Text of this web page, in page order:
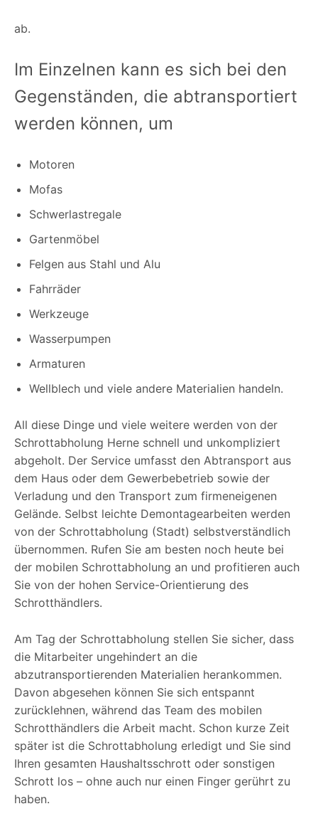
ab.
Im Einzelnen kann es sich bei den
Gegenständen, die abtransportiert
werden können, um
Motoren
Mofas
Schwerlastregale
Gartenmöbel
Felgen aus Stahl und Alu
Fahrräder
Werkzeuge
Wasserpumpen
Armaturen
Wellblech und viele andere Materialien handeln.
All diese Dinge und viele weitere werden von der
Schrottabholung Herne schnell und unkompliziert
abgeholt. Der Service umfasst den Abtransport aus
dem Haus oder dem Gewerbebetrieb sowie der
Verladung und den Transport zum firmeneigenen
Gelände. Selbst leichte Demontagearbeiten werden
von der Schrottabholung (Stadt) selbstverständlich
übernommen. Rufen Sie am besten noch heute bei
der mobilen Schrottabholung an und profitieren auch
Sie von der hohen Service-Orientierung des
Schrotthändlers.
Am Tag der Schrottabholung stellen Sie sicher, dass
die Mitarbeiter ungehindert an die
abzutransportierenden Materialien herankommen.
Davon abgesehen können Sie sich entspannt
zurücklehnen, während das Team des mobilen
Schrotthändlers die Arbeit macht. Schon kurze Zeit
später ist die Schrottabholung erledigt und Sie sind
Ihren gesamten Haushaltsschrott oder sonstigen
Schrott los – ohne auch nur einen Finger gerührt zu
haben.